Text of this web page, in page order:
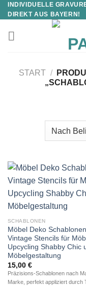
INDIVIDUELLE
DIREKT AUS BAYERN!
START /
SCHABLONEN
Möbel Deko Schablonen
Vintage Stencils für
Upcycling Shabby Chic
Möbelgestaltung
15,00 €
Präzisions-Schablonen nach
Marke, perfekt appliziert durch